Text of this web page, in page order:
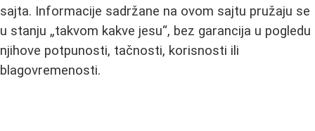
sajta. Informacije sadržane na ovom sajtu pružaju se
u stanju „takvom kakve jesu“, bez garancija u pogledu
njihove potpunosti, tačnosti, korisnosti ili
blagovremenosti.